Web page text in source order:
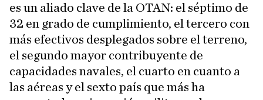
es un aliado clave de la OTAN: el séptimo de
32 en grado de cumplimiento, el tercero con
más efectivos desplegados sobre el terreno,
el segundo mayor contribuyente de
capacidades navales, el cuarto en cuanto a
las aéreas y el sexto país que más ha